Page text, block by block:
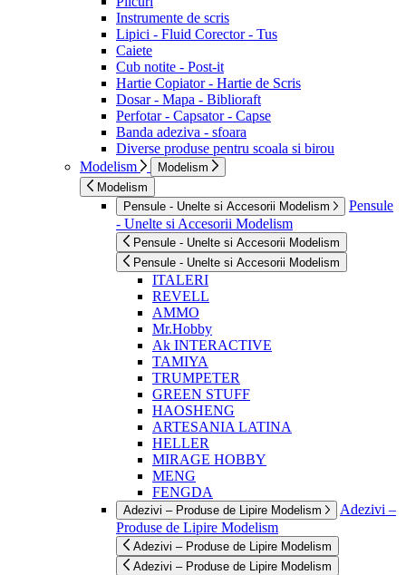
Instrumente de scris
Lipici - Fluid Corector - Tus
Caiete
Cub notite - Post-it
Hartie Copiator - Hartie de Scris
Dosar - Mapa - Biblioraft
Perfotar - Capsator - Capse
Banda adeziva - sfoara
Diverse produse pentru scoala si birou
Modelism
Modelism
Modelism
Pensule - Unelte si Accesorii Modelism
Pensule
- Unelte si Accesorii Modelism
Pensule - Unelte si Accesorii Modelism
Pensule - Unelte si Accesorii Modelism
ITALERI
REVELL
AMMO
Mr.Hobby
Ak INTERACTIVE
TAMIYA
TRUMPETER
GREEN STUFF
HAOSHENG
ARTESANIA LATINA
HELLER
MIRAGE HOBBY
MENG
FENGDA
Adezivi – Produse de Lipire Modelism
Adezivi –
Produse de Lipire Modelism
Adezivi – Produse de Lipire Modelism
Adezivi – Produse de Lipire Modelism